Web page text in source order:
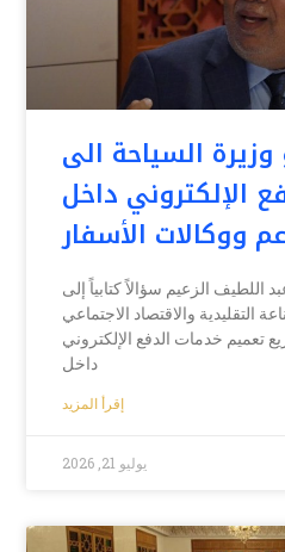
وزيرة السياحة الى
الإلكتروني داخل
ووكالات الأسفار
اللطيف الزعيم سؤالاً كتابياً إلى
التقليدية والاقتصاد الاجتماعي
تعميم خدمات الدفع الإلكتروني
داخل
إقرأ المزيد
يوليو 21, 2026